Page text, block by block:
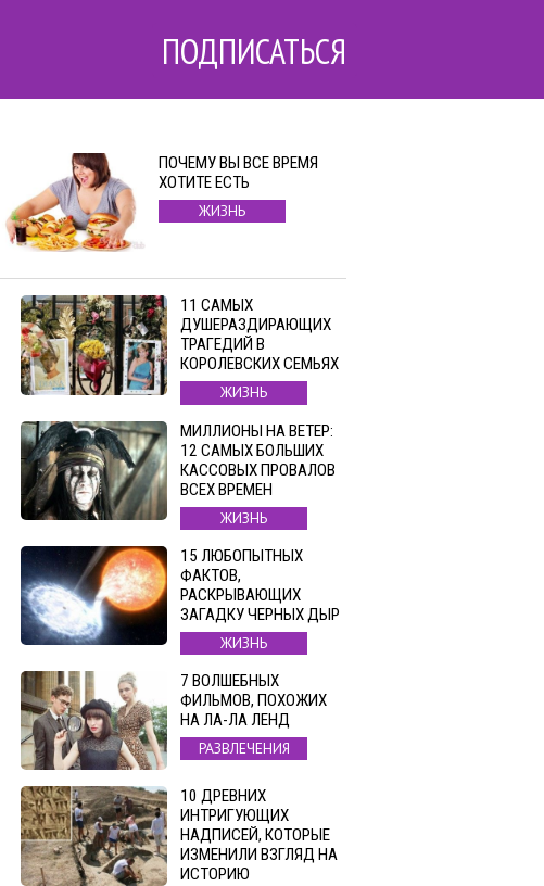
ПОДПИСАТЬСЯ
ПОЧЕМУ ВЫ ВСЕ ВРЕМЯ
ХОТИТЕ ЕСТЬ
ЖИЗНЬ
11 САМЫХ
ДУШЕРАЗДИРАЮЩИХ
ТРАГЕДИЙ В
КОРОЛЕВСКИХ СЕМЬЯХ
ЖИЗНЬ
МИЛЛИОНЫ НА ВЕТЕР:
12 САМЫХ БОЛЬШИХ
КАССОВЫХ ПРОВАЛОВ
ВСЕХ ВРЕМЕН
ЖИЗНЬ
15 ЛЮБОПЫТНЫХ
ФАКТОВ,
РАСКРЫВАЮЩИХ
ЗАГАДКУ ЧЕРНЫХ ДЫР
ЖИЗНЬ
7 ВОЛШЕБНЫХ
ФИЛЬМОВ, ПОХОЖИХ
НА ЛА-ЛА ЛЕНД
РАЗВЛЕЧЕНИЯ
10 ДРЕВНИХ
ИНТРИГУЮЩИХ
НАДПИСЕЙ, КОТОРЫЕ
ИЗМЕНИЛИ ВЗГЛЯД НА
ИСТОРИЮ